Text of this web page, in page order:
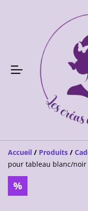
Accueil / Produits /
pour tableau blanc/noir
%